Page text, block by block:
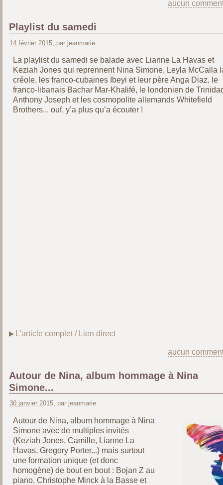
aucun
Playlist du samedi
14 février 2015 , par jeanmarie
La playlist du samedi se balade avec Lianne La Havas et
Keziah Jones qui reprennent Nina Simone, Leyla McCalla
créole, les franco-cubaines Ibeyi et leur père Anga Diaz, le
franco-libanais Bachar Mar-Khalifé, le londonien de
Anthony Joseph et les cosmopolite allemands Whitefield
Brothers... ouf, y’a plus qu’a écouter !
L'article complet / Lien direct
aucun
Autour de Nina, album hommage à Nina
Simone ...
30 janvier 2015, par jeanmarie
Autour de Nina, album hommage à Nina
Simone avec de multiples invités
(Keziah Jones , Camille , Lianne La
Havas , Gregory Porter ...) mais surtout
une formation unique (et donc
homogène) de bout en bout : Bojan Z au
piano, Christophe Minck à la Basse et